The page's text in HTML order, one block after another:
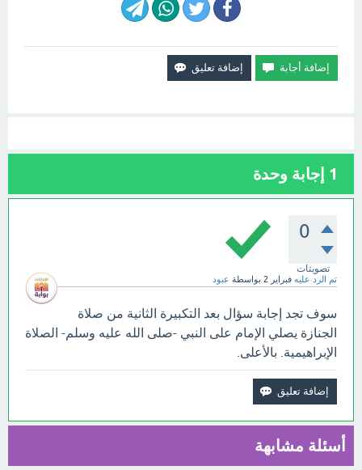
1 إجابة وحدة
0
تصويتات
تم الرد عليه فبراير 2 بواسطة عبود
سوف تجد إجابة سؤال بعد التكبيرة الثانية من صلاة
الجنازة يصلي الإمام على النبي -صلى الله عليه وسلم- الصلاة
الإبراهيمية. بالأعلى.
أسئلة مشابهة